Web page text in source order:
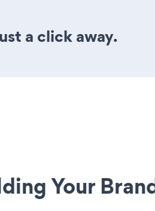
a click away.
Your